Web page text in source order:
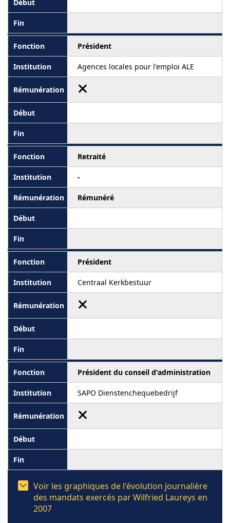
Président
Agences locales pour l'emploi ALE
Retraité
-
Rémunéré
Président
Centraal Kerkbestuur
Président du conseil d'administration
SAPO Dienstenchequebedrijf
Voir les graphiques de l'évolution journalière
des mandats exercés par Wilfried Laureys en
2007